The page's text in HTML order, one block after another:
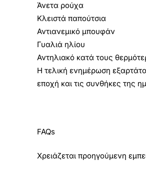
Άνετα ρούχα
Κλειστά παπούτσια
Αντιανεμικό μπουφάν
Γυαλιά ηλίου
Αντηλιακό κατά τους
Η τελική ενημέρωση
εποχή και τις συνθήκες της
FAQs
Χρειάζεται προηγούμενη